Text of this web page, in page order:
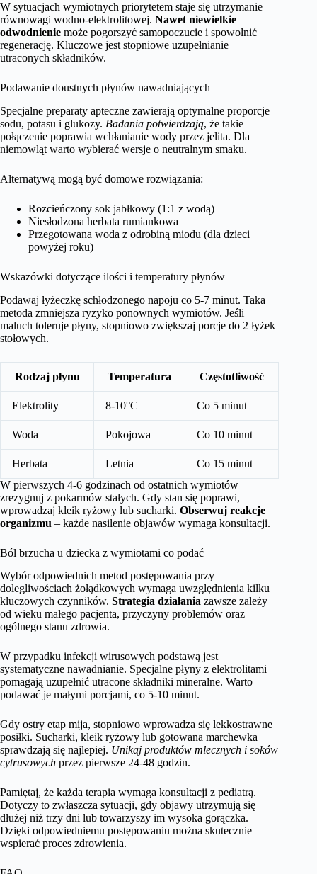
W sytuacjach wymiotnych priorytetem staje się utrzymanie
równowagi wodno-elektrolitowej. Nawet niewielkie
odwodnienie może pogorszyć samopoczucie i spowolnić
regenerację. Kluczowe jest stopniowe uzupełnianie
utraconych składników.
Podawanie doustnych płynów nawadniających
Specjalne preparaty apteczne zawierają optymalne proporcje
sodu, potasu i glukozy. Badania potwierdzają, że takie
połączenie poprawia wchłanianie wody przez jelita. Dla
niemowląt warto wybierać wersje o neutralnym smaku.
Alternatywą mogą być domowe rozwiązania:
Rozcieńczony sok jabłkowy (1:1 z wodą)
Niesłodzona herbata rumiankowa
Przegotowana woda z odrobiną miodu (dla dzieci
powyżej roku)
Wskazówki dotyczące ilości i temperatury płynów
Podawaj łyżeczkę schłodzonego napoju co 5-7 minut. Taka
metoda zmniejsza ryzyko ponownych wymiotów. Jeśli
maluch toleruje płyny, stopniowo zwiększaj porcje do 2 łyżek
stołowych.
Rodzaj płynu Temperatura Częstotliwość
Elektrolity 8-10°C Co 5 minut
Woda Pokojowa Co 10 minut
Herbata Letnia
Co 15 minut
W pierwszych 4-6 godzinach od ostatnich wymiotów
zrezygnuj z pokarmów stałych. Gdy stan się poprawi,
wprowadzaj kleik ryżowy lub sucharki. Obserwuj reakcje
organizmu – każde nasilenie objawów wymaga konsultacji.
Ból brzucha u dziecka z wymiotami co podać
Wybór odpowiednich metod postępowania przy
dolegliwościach żołądkowych wymaga uwzględnienia kilku
kluczowych czynników. Strategia działania zawsze zależy
od wieku małego pacjenta, przyczyny problemów oraz
ogólnego stanu zdrowia.
W przypadku infekcji wirusowych podstawą jest
systematyczne nawadnianie. Specjalne płyny z elektrolitami
pomagają uzupełnić utracone składniki mineralne. Warto
podawać je małymi porcjami, co 5-10 minut.
Gdy ostry etap mija, stopniowo wprowadza się lekkostrawne
posiłki. Sucharki, kleik ryżowy lub gotowana marchewka
sprawdzają się najlepiej. Unikaj produktów mlecznych i soków
cytrusowych przez pierwsze 24-48 godzin.
Pamiętaj, że każda terapia wymaga konsultacji z pediatrą.
Dotyczy to zwłaszcza sytuacji, gdy objawy utrzymują się
dłużej niż trzy dni lub towarzyszy im wysoka gorączka.
Dzięki odpowiedniemu postępowaniu można skutecznie
wspierać proces zdrowienia.